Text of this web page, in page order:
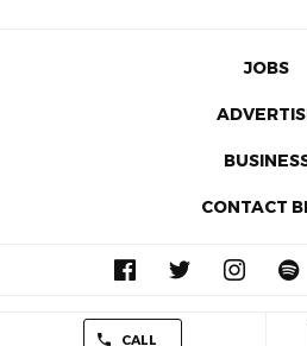
CALL
JOBS
CONTACT
© 2026 BKKMENU.com by